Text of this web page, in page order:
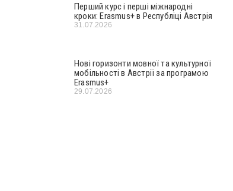
Перший курс і перші міжнародні
кроки: Erasmus+ в Республіці Австрія
31.07.2026
Нові горизонти мовної та культурної
мобільності в Австрії за програмою
Erasmus+
29.07.2026